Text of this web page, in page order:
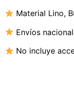
Material Lino,
Envíos
No incluye